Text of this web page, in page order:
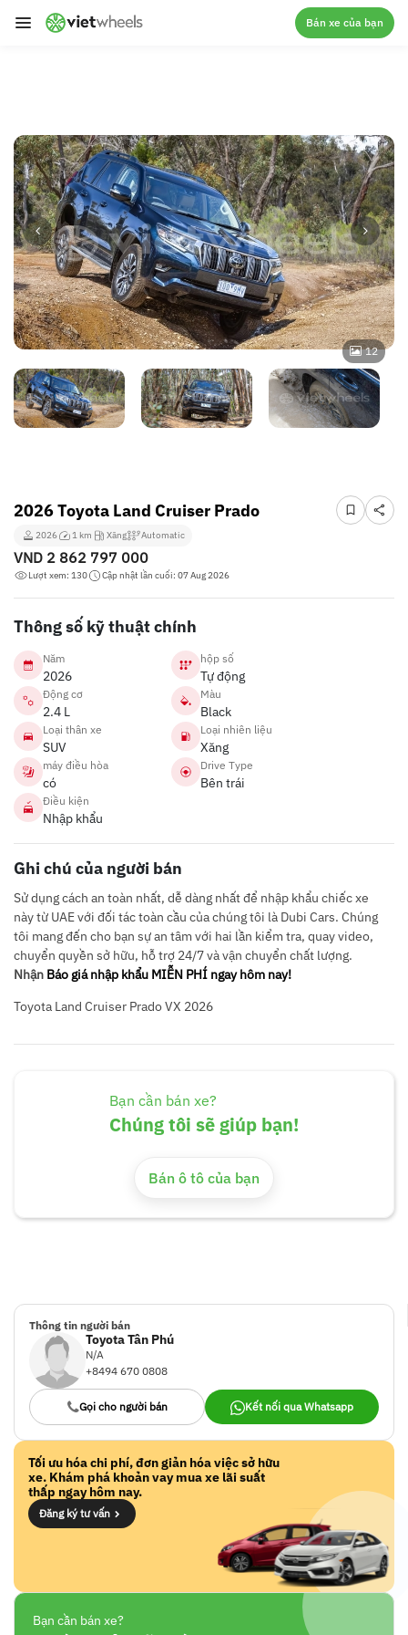
crossorigin
Bán xe của bạn
12
2026 Toyota Land Cruiser Prado
2026 1 km Xăng Automatic
VND 2 862 797 000
Lượt xem: 130 Cập nhật lần cuối: 07 Aug 2026
Thông số kỹ thuật chính
Năm
2026
hộp số
Tự động
Động cơ
2.4 L
Màu
Black
Loại thân xe
SUV
Loại nhiên liệu
Xăng
máy điều hòa
có
Drive Type
Bên trái
Điều kiện
Nhập khẩu
Ghi chú của người bán
Sử dụng cách an toàn nhất, dễ dàng nhất để nhập khẩu chiếc xe
này từ UAE với đối tác toàn cầu của chúng tôi là Dubi Cars. Chúng
tôi mang đến cho bạn sự an tâm với hai lần kiểm tra, quay video,
chuyển quyền sở hữu, hỗ trợ 24/7 và vận chuyển chất lượng.
Nhận Báo giá nhập khẩu MIỄN PHÍ ngay hôm nay!
Toyota Land Cruiser Prado VX 2026
Bạn cần bán xe?
Chúng tôi sẽ giúp bạn!
Bán ô tô của bạn
Thông tin người bán
Toyota Tân Phú
N/A
+8494 670 0808
Gọi cho người bán Kết nối qua Whatsapp
Tối ưu hóa chi phí, đơn giản hóa việc sở hữu
xe. Khám phá khoản vay mua xe lãi suất
thấp ngay hôm nay.
Đăng ký tư vấn
Bạn cần bán xe?